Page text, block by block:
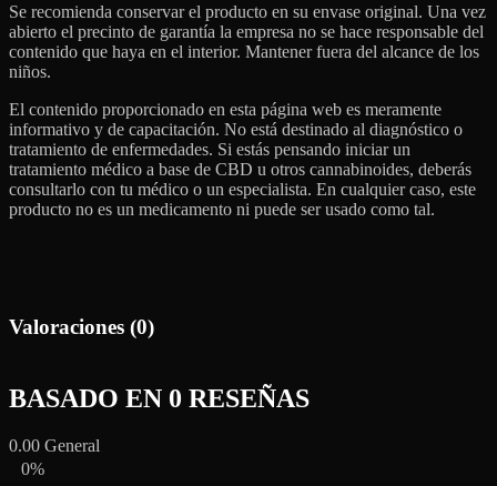
Se recomienda conservar el producto en su envase original. Una vez
abierto el precinto de garantía la empresa no se hace responsable del
contenido que haya en el interior. Mantener fuera del alcance de los
niños.
El contenido proporcionado en esta página web es meramente
informativo y de capacitación. No está destinado al diagnóstico o
tratamiento de enfermedades. Si estás pensando iniciar un
tratamiento médico a base de CBD u otros cannabinoides, deberás
consultarlo con tu médico o un especialista. En cualquier caso, este
producto no es un medicamento ni puede ser usado como tal.
Valoraciones (0)
BASADO EN 0 RESEÑAS
0.00 General
0%